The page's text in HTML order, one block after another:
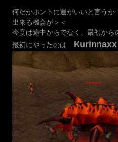
何だかホントに運がいいと言うか
出来る機会が＞＜
今度は途中からでなく、最初から
最初にやったのは Kurinnaxx